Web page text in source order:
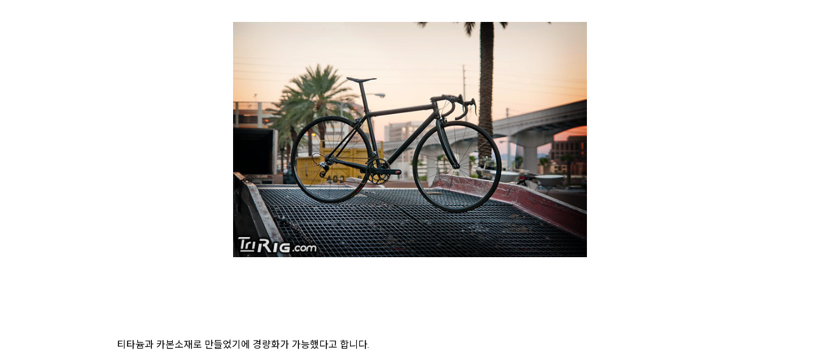
티타늄과 카본소재로 만들었기에 경량화가 가능했다고 합니다.